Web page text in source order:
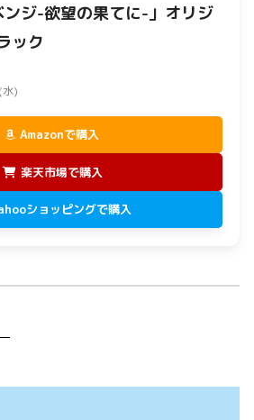
ンジ-欲望の果てに-」オリジ
ック
水)
Amazonで購入
楽天市場で購入
ショッピングで購入